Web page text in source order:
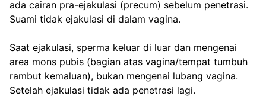
ada cairan pra-ejakulasi (precum) sebelum penetrasi.
Suami tidak ejakulasi di dalam vagina.
Saat ejakulasi, sperma keluar di luar dan mengenai
area mons pubis (bagian atas vagina/tempat tumbuh
rambut kemaluan), bukan mengenai lubang vagina.
Setelah ejakulasi tidak ada penetrasi lagi.